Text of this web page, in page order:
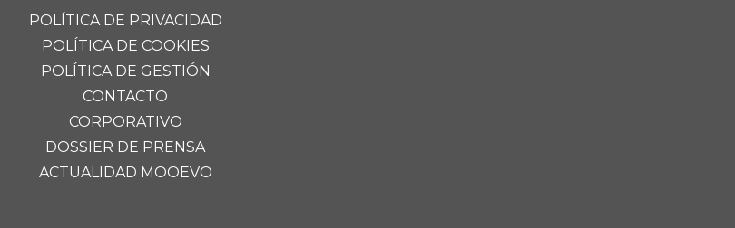
POLÍTICA DE PRIVACIDAD
POLÍTICA DE COOKIES
POLÍTICA DE GESTIÓN
CONTACTO
CORPORATIVO
DOSSIER DE PRENSA
ACTUALIDAD MOOEVO